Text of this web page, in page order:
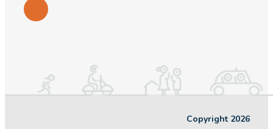
Copyright 2026